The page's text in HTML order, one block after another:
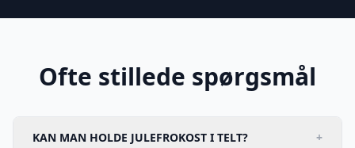
Ofte stillede spørgsmål
KAN MAN HOLDE JULEFROKOST I TELT? +